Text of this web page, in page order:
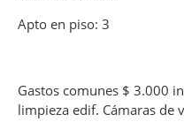
Apto en piso: 3
Gastos comunes $ 3.000
limpieza edif. Cámaras de